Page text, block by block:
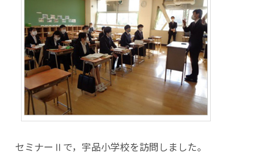
セミナーⅡで，宇品小学校を訪問しました。